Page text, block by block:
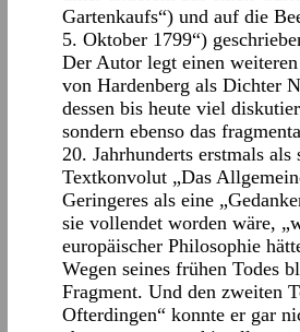
Gartenkaufs“) und auf die
5. Oktober 1799“)
Der Autor legt einen
von Hardenberg als Dichter
dessen bis heute viel
sondern ebenso das
20. Jahrhunderts erstmals als
Textkonvolut „Das
Geringeres als eine
sie vollendet worden wäre,
europäischer Philosophie
Wegen seines frühen Todes
Fragment. Und den zweiten
Ofterdingen“ konnte er gar